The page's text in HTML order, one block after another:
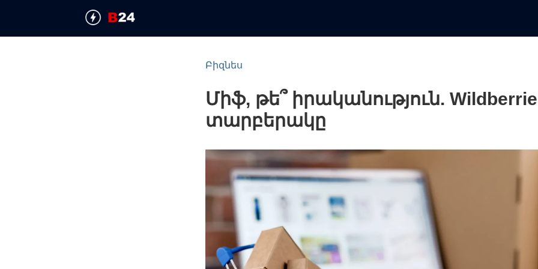
Բիզնես
Միֆ, թե՞ իրականություն.
տարբերակը